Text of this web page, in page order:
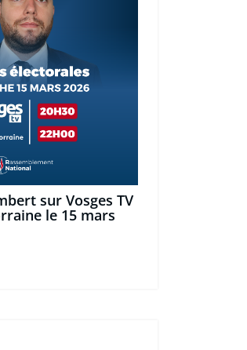
sur Vosges TV
le 15 mars